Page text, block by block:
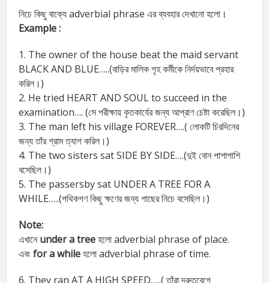
নিচে কিছু বাক্যে adverbial phrase এর ব্যবহার দেখানো হলো।
Example :
1. The owner of the house beat the maid servant
BLACK AND BLUE…..(বাড়ির মালিক গৃহ কর্মীকে নির্দয়ভাবে প্রহার
করিল।)
2. He tried HEART AND SOUL to succeed in the
examination…. (সে পরীক্ষায় কৃতকার্যের জন্য আপ্রাণ চেষ্টা করেছিল।)
3. The man left his village FOREVER….( লোকটি চিরদিনের
জন্য তাঁর গ্রাম ত্যাগ করিল।)
4. The two sisters sat SIDE BY SIDE….(দুই বোন পাশাপাশি
বসেছিল।)
5. The passersby sat UNDER A TREE FOR A
WHILE…..(পথিকগণ কিছু ক্ষণের জন্য গাছের নিচে বসেছিল।)
Note:
এখানে under a treeহলো adverbial phrase of place.
এবংfor a whileহলো adverbial phrase of time.
6. They ran AT A HIGH SPEED…..( তাঁরা দ্রুতবেগে